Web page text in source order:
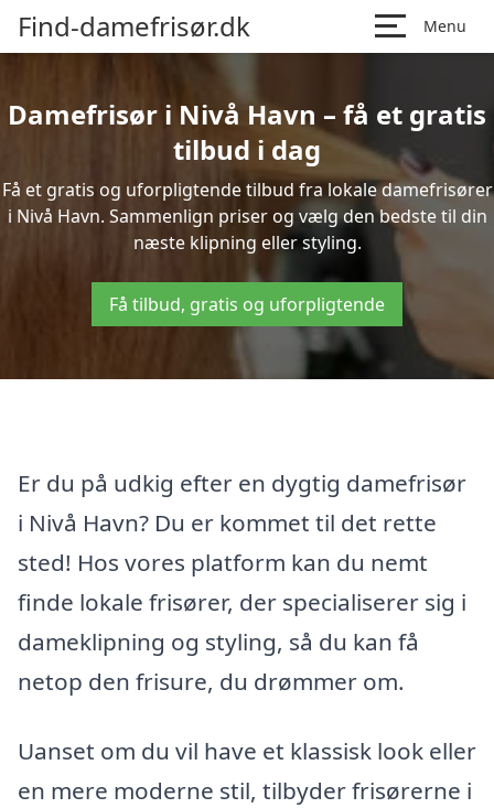
Find-damefrisør.dk Menu
Damefrisør i Nivå Havn – få et gratis
tilbud i dag
Få et gratis og uforpligtende tilbud fra lokale damefrisører
i Nivå Havn. Sammenlign priser og vælg den bedste til din
næste klipning eller styling.
Få tilbud, gratis og uforpligtende
Er du på udkig efter en dygtig damefrisør
i Nivå Havn? Du er kommet til det rette
sted! Hos vores platform kan du nemt
finde lokale frisører, der specialiserer sig i
dameklipning og styling, så du kan få
netop den frisure, du drømmer om.
Uanset om du vil have et klassisk look eller
en mere moderne stil, tilbyder frisørerne i